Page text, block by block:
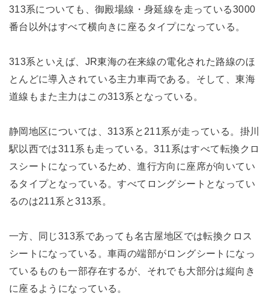
313系についても、御殿場線・身延線を走っている3000
番台以外はすべて横向きに座るタイプになっている。
313系といえば、JR東海の在来線の電化された路線のほ
とんどに導入されている主力車両である。そして、東海
道線もまた主力はこの313系となっている。
静岡地区については、313系と211系が走っている。掛川
駅以西では311系も走っている。311系はすべて転換クロ
スシートになっているため、進行方向に座席が向いてい
るタイプとなっている。すべてロングシートとなってい
るのは211系と313系。
一方、同じ313系であっても名古屋地区では転換クロス
シートになっている。車両の端部がロングシートになっ
ているものも一部存在するが、それでも大部分は縦向き
に座るようになっている。